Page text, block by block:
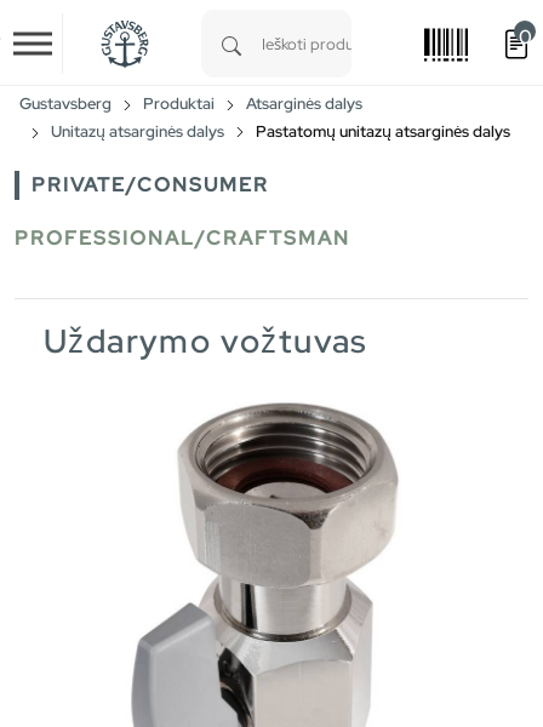
Skip to main content
0
Gustavsberg Produktai
Atsarginės dalys
Unitazų atsarginės dalys
Pastatomų unitazų atsarginės dalys
PRIVATE/CONSUMER
PROFESSIONAL/CRAFTSMAN
Uždarymo vožtuvas